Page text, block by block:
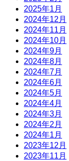
2025年1月
2024年12月
2024年11月
2024年10月
2024年9月
2024年8月
2024年7月
2024年6月
2024年5月
2024年4月
2024年3月
2024年2月
2024年1月
2023年12月
2023年11月